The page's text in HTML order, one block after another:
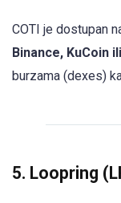
COTI je dostupan
Binance, KuCoin ili
burzama (dexes)
5. Loopring